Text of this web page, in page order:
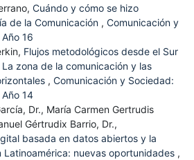
Cuándo y cómo se hizo
de la Comunicación , Comunicación y
16
Flujos metodológicos desde el Sur
zona de la comunicación y las
, Comunicación y Sociedad:
14
Dr., María Carmen Gertrudis
Gértrudix Barrio, Dr.,
basada en datos abiertos y la
nuevas oportunidades ,